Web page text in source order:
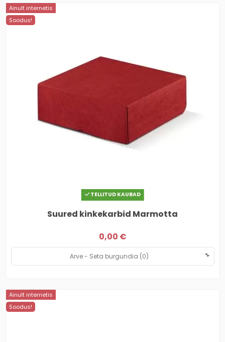
Ainult internetis
Soodus!
TELLITUD KAUBAD
Suured kinkekarbid Marmotta
0,00 €
Ainult internetis
Soodus!